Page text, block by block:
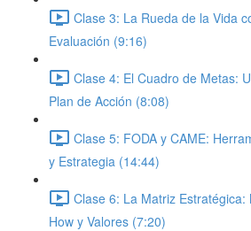
Clase 3: La Rueda de la Vida
Evaluación (9:16)
Clase 4: El Cuadro de Metas:
Plan de Acción (8:08)
Clase 5: FODA y CAME:
y Estrategia (14:44)
Clase 6: La Matriz Estratégica:
How y Valores (7:20)